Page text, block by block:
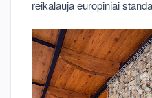
reikalauja europiniai